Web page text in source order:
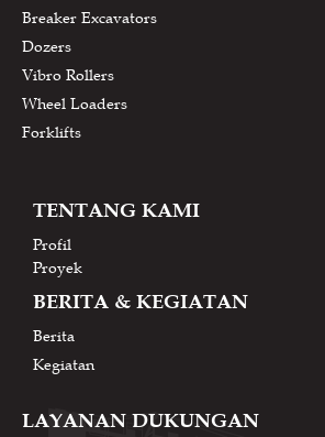
Breaker Excavators
Dozers
Vibro Rollers
Wheel Loaders
Forklifts
TENTANG KAMI
Profil
Proyek
BERITA & KEGIATAN
Berita
Kegiatan
LAYANAN DUKUNGAN